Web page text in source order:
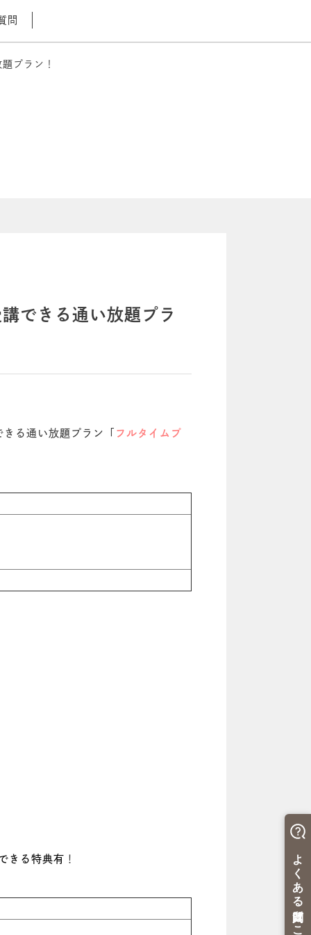
問
プラン！
できる通い放題プラ
る通い放題プラン「 フルタイムプ
きる特典有 ！